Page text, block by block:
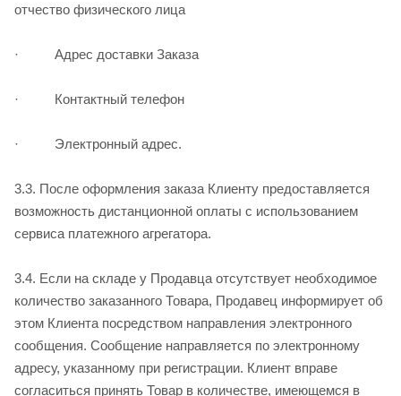
отчество физического лица
· Адрес доставки Заказа
· Контактный телефон
· Электронный адрес.
3.3. После оформления заказа Клиенту предоставляется
возможность дистанционной оплаты с использованием
сервиса платежного агрегатора.
3.4. Если на складе у Продавца отсутствует необходимое
количество заказанного Товара, Продавец информирует об
этом Клиента посредством направления электронного
сообщения. Сообщение направляется по электронному
адресу, указанному при регистрации. Клиент вправе
согласиться принять Товар в количестве, имеющемся в